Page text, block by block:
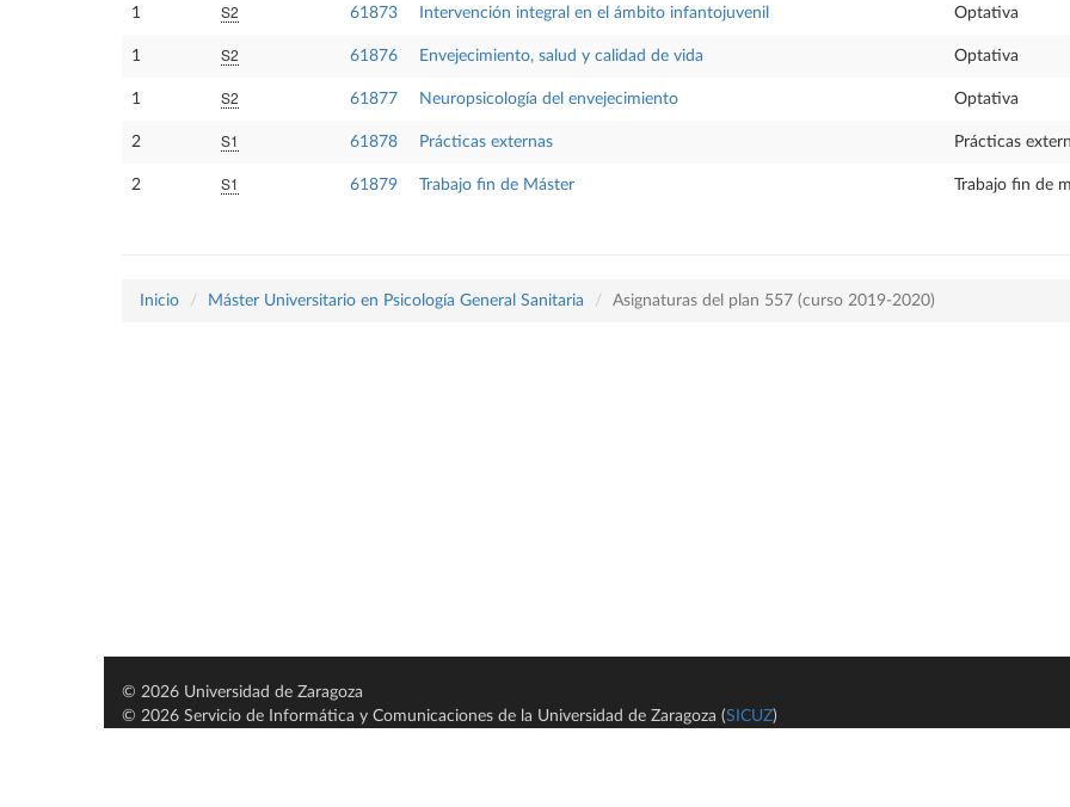
1 S2 61873 Intervención integral en el ámbito infantojuvenil Optativa
1 S2 61876 Envejecimiento, salud y calidad de vida Optativa
1 S2 61877 Neuropsicología del envejecimiento Optativa
2 S1 61878 Prácticas externas Prácticas
2 S1 61879 Trabajo fin de Máster Trabajo fin de
Inicio Máster Universitario en Psicología General Sanitaria Asignaturas del plan 557 (curso 2019-2020)
© 2026 Universidad de Zaragoza
© 2026 Servicio de Informática y Comunicaciones de la Universidad de Zaragoza (SICUZ)